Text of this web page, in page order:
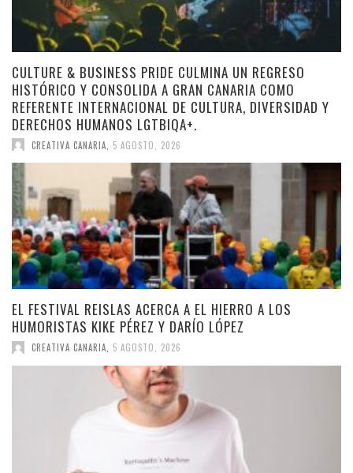
CULTURE & BUSINESS PRIDE CULMINA UN REGRESO
HISTÓRICO Y CONSOLIDA A GRAN CANARIA COMO
REFERENTE INTERNACIONAL DE CULTURA, DIVERSIDAD Y
DERECHOS HUMANOS LGTBIQA+.
CREATIVA CANARIA 5 AGOSTO, 2026
EL FESTIVAL REISLAS ACERCA A EL HIERRO A LOS
HUMORISTAS KIKE PÉREZ Y DARÍO LÓPEZ
CREATIVA CANARIA 5 AGOSTO, 2026